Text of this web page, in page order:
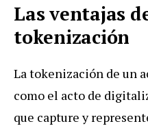
Las ventajas
tokenización
La tokenización de un
como el acto de
que capture y